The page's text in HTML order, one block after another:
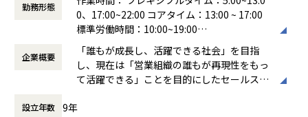
の担当者と密に連携し、顧客の生の声をダイレクトに開発へ
活かしていく役割です。
・新規アプリケーション開発
- VIの「Value Map」が持つコンテキストを活用し、営業担当
者へのフィードバック機能やガイド機能といった、新たな価
値を提供するアプリケーションをゼロから開発します。
CEOやPdM、コンサルタントや営業といったビジネスサイド
の担当者と密に連携し、顧客の生の声をダイレクトに開発へ
活かしていく役割です。
・新規アプリケーション開発
- VIの「Value Map」が持つコンテキストを活用し、営業担当
勤務形態
0、17:00~22:00 コアタイム：13:00 ~ 17:00
標準労働時間：10:00~19:00
働き方： フレックス制（コアタイムあり）
時間外労働の有無： 有（月平均25時間）
休憩時間： 60分
企業概要
「誰もが成長し、活躍できる社会」を目指
し、現在は「営業組織の誰もが再現性をもっ
て活躍できる」ことを目的にしたセールスイ
スコア）」を提供しています。
設立年数 9年